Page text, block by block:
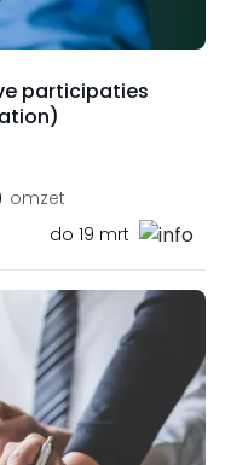
participaties
omzet
do 19 mrt